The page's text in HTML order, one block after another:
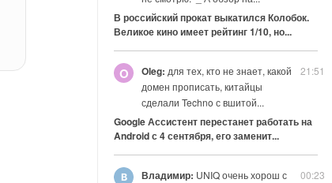
В российский прокат выкатился Колобок.
Великое кино имеет рейтинг 1/10, но...
21:51
O Oleg: для тех, кто не знает, какой
домен прописать, китайцы
сделали Techno с вшитой...
Google Ассистент перестанет работать на
Android с 4 сентября, его заменит...
00:23
Владимир: UNIQ очень хорош с